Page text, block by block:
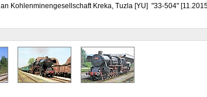
an Kohlenminengesellschaft Kreka, Tuzla [YU] "33-504"